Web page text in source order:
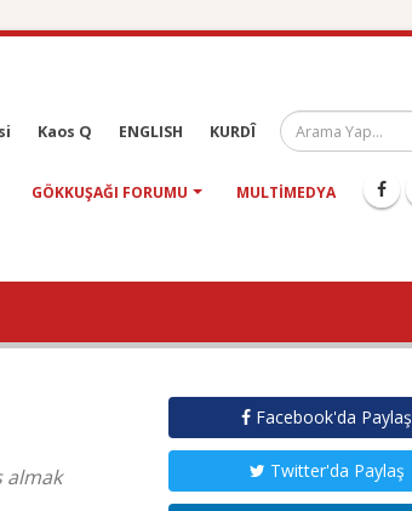
Kaos Q ENGLISH KURDÎ
GÖKKUŞAĞI FORUMU MULTIMEDYA
almak
Facebook'da Paylaş
Twitter'da Paylaş